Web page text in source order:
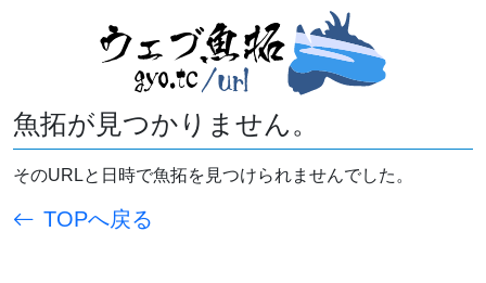
魚拓が見つかりません。
そのURLと日時で魚拓を見つけられませんでした。
TOPへ戻る